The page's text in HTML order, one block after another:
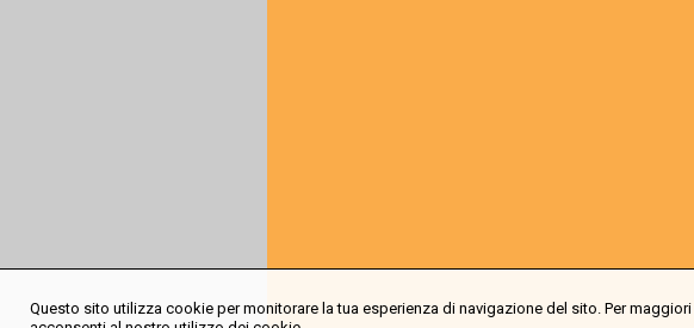
Questo sito utilizza cookie per monitorare la tua esperienza di navigazione del sito. Per